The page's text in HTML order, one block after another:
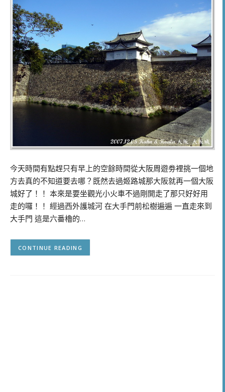
今天時間有點趕只有早上的空餘時間從大阪周遊劵裡挑一個地
方去真的不知道要去哪？既然去過姬路城那大阪就再一個大阪
城好了！！ 本來是要坐觀光小火車不過剛開走了那只好好用
走的囉！！ 經過西外護城河 在大手門前松樹遍遍 一直走來到
大手門 這是六番櫓的…
CONTINUE READING